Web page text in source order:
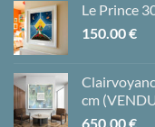
Le Prince
150.00€
cm
650.00€